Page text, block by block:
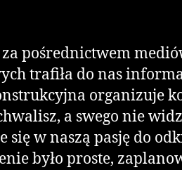
za pośrednictwem
trafiła do nas
organizuje
a swego nie
się w naszą pasję do
było proste,